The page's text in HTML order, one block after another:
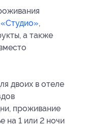
,
а также
двоих в отеле
проживание
на 1 или 2 ночи